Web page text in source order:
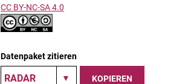
CC BY-NC-SA 4.0
Datenpaket zitieren
KOPIEREN